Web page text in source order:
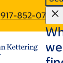
917-852-0799